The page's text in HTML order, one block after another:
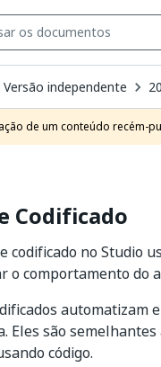
Versão independente
de um conteúdo recém-
Codificado
codificado no Studio
o comportamento do
Eles são
código.